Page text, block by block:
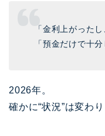
「金利上がった
「預金だけで十分
2026年。
確かに“状況”は変わり